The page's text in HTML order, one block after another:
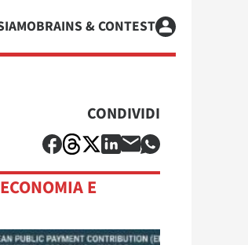
BRAINS & CONTEST
CONDIVIDI
ECONOMIA E